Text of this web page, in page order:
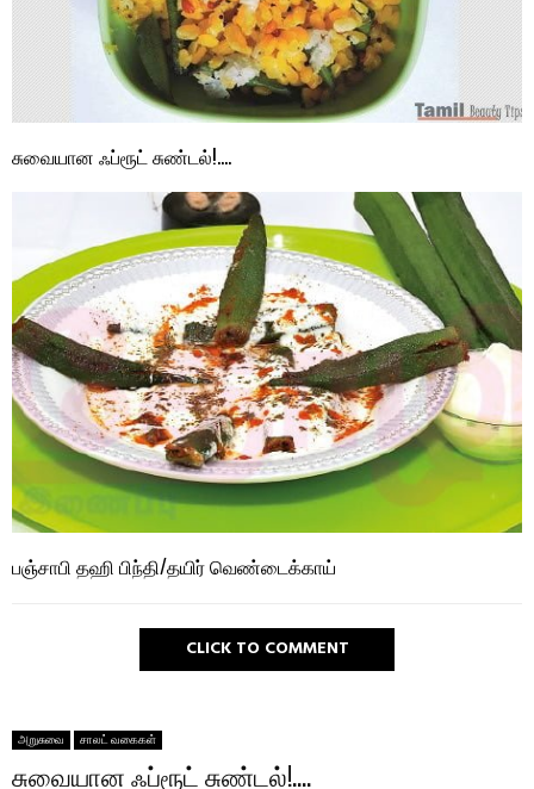
சுவையான ஃப்ரூட் சுண்டல்!….
பஞ்சாபி தஹி பிந்தி/தயிர் வெண்டைக்காய்
CLICK TO COMMENT
அறுசுவை சாலட் வகைகள்
சுவையான ஃப்ரூட் சுண்டல்!….